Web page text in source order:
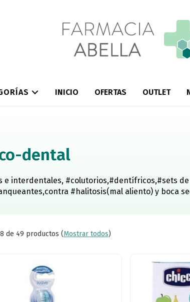
INICIO OFERTAS OUTLET
dental
e interdentales, #colutorios,#dentífricos,#sets
#halitosis(mal aliento) y boca
de 49 productos (Mostrar todos)